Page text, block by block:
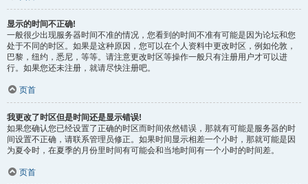
显示的时间不正确!
一般很少出现服务器时间不准的情况，您看到的时间不准有可能是因为论坛和您
处于不同的时区。如果是这种原因，您可以在个人资料中更改时区，例如伦敦，
巴黎，纽约，悉尼，等等。请注意更改时区等操作一般只有注册用户才可以进
行。如果您还未注册，就请尽快注册吧。
页首
我更改了时区但是时间还是显示错误!
如果您确认您已经设置了正确的时区而时间依然错误，那就有可能是服务器的时
间设置不正确，请联系管理员修正。如果时间显示相差一个小时，那就可能是因
为夏令时，在夏季的月份里时间有可能会和当地时间有一个小时的时间差。
页首